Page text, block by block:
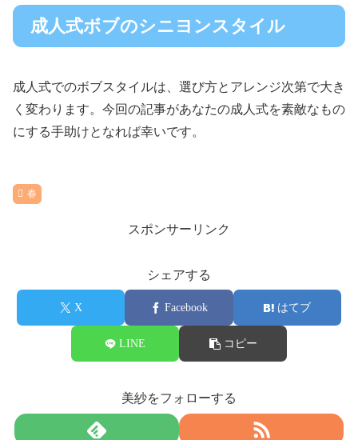
成人式ボブのシニヨンスタイル
成人式でのボブスタイルは、選び方とアレンジ次第で大き
く変わります。今回の記事があなたの成人式を素敵なもの
にする手助けとなれば幸いです。
春
スポンサーリンク
シェアする
X Facebook はてブ
LINE コピー
美紗をフォローする